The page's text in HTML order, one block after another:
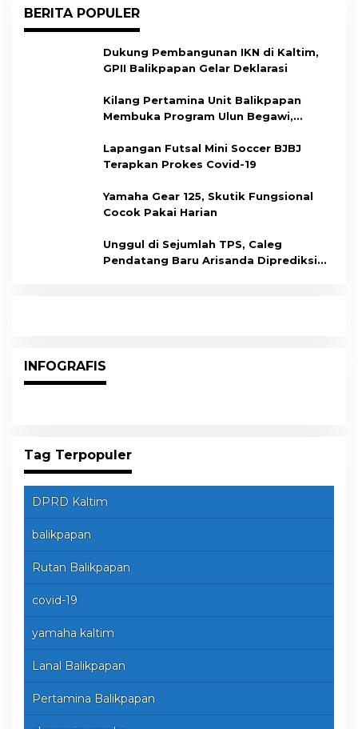
BERITA POPULER
Dukung Pembangunan IKN di Kaltim,
GPII Balikpapan Gelar Deklarasi
Kilang Pertamina Unit Balikpapan
Membuka Program Ulun Begawi,
Lapangan Futsal Mini Soccer BJBJ
Terapkan Prokes Covid-19
Yamaha Gear 125, Skutik Fungsional
Cocok Pakai Harian
Unggul di Sejumlah TPS, Caleg
Pendatang Baru Arisanda Diprediksi
INFOGRAFIS
Tag Terpopuler
DPRD Kaltim
balikpapan
Rutan Balikpapan
covid-19
yamaha kaltim
Lanal Balikpapan
Pertamina Balikpapan